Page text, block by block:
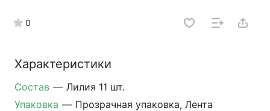
0
Характеристики
Состав — Лилия 11 шт.
Упаковка — Прозрачная упаковка, Лента